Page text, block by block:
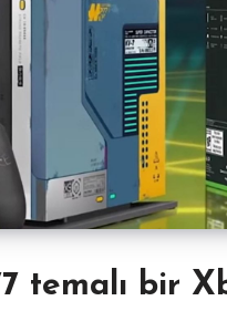
temalı bir